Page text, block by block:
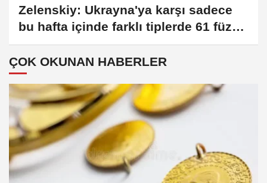
Zelenskiy: Ukrayna'ya karşı sadece
bu hafta içinde farklı tiplerde 61 füze
kullanıldı
ÇOK OKUNAN HABERLER